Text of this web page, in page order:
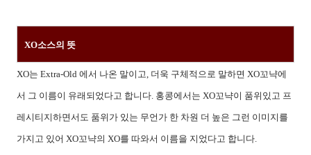
XO소스의 뜻
XO는 Extra-Old 에서 나온 말이고, 더욱 구체적으로 말하면 XO꼬냑에
서 그 이름이 유래되었다고 합니다. 홍콩에서는 XO꼬냑이 품위있고 프
레시티지하면서도 품위가 있는 무언가 한 차원 더 높은 그런 이미지를
가지고 있어 XO꼬냑의 XO를 따와서 이름을 지었다고 합니다.